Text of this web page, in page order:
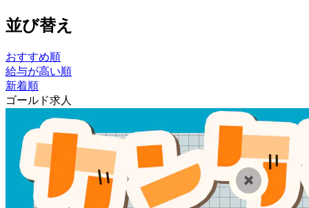
並び替え
おすすめ順
給与が高い順
新着順
ゴールド求人